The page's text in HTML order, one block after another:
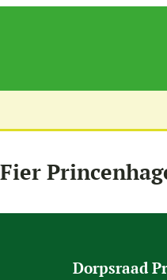
Dorpsraad